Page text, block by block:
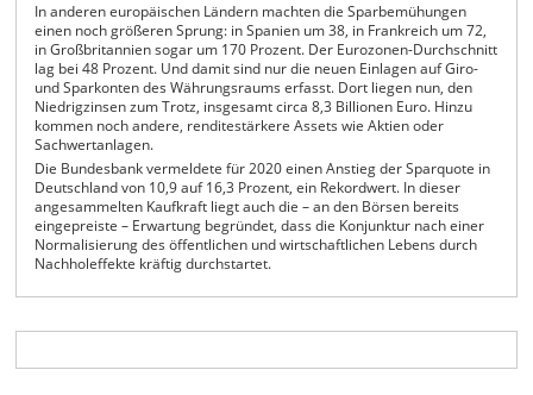
In anderen europäischen Ländern machten die Sparbemühungen
einen noch größeren Sprung: in Spanien um 38, in Frankreich um 72,
in Großbritannien sogar um 170 Prozent. Der Eurozonen-Durchschnitt
lag bei 48 Prozent. Und damit sind nur die neuen Einlagen auf Giro-
und Sparkonten des Währungsraums erfasst. Dort liegen nun, den
Niedrigzinsen zum Trotz, insgesamt circa 8,3 Billionen Euro. Hinzu
kommen noch andere, renditestärkere Assets wie Aktien oder
Sachwertanlagen.
Die Bundesbank vermeldete für 2020 einen Anstieg der Sparquote in
Deutschland von 10,9 auf 16,3 Prozent, ein Rekordwert. In dieser
angesammelten Kaufkraft liegt auch die – an den Börsen bereits
eingepreiste – Erwartung begründet, dass die Konjunktur nach einer
Normalisierung des öffentlichen und wirtschaftlichen Lebens durch
Nachholeffekte kräftig durchstartet.